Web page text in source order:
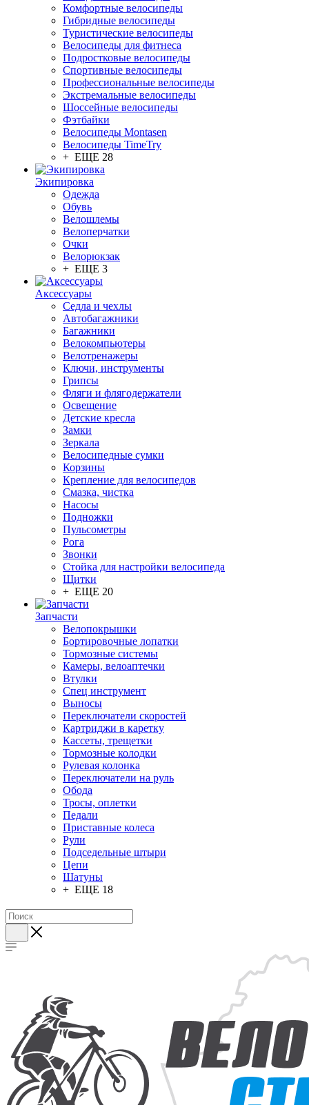
Комфортные велосипеды
Гибридные велосипеды
Туристические велосипеды
Велосипеды для фитнеса
Подростковые велосипеды
Спортивные велосипеды
Профессиональные велосипеды
Экстремальные велосипеды
Шоссейные велосипеды
Фэтбайки
Велосипеды Montasen
Велосипеды TimeTry
+ ЕЩЕ 28
Экипировка
Одежда
Обувь
Велошлемы
Велоперчатки
Очки
Велорюкзак
+ ЕЩЕ 3
Аксессуары
Седла и чехлы
Автобагажники
Багажники
Велокомпьютеры
Велотренажеры
Ключи, инструменты
Грипсы
Фляги и флягодержатели
Освещение
Детские кресла
Замки
Зеркала
Велосипедные сумки
Корзины
Крепление для велосипедов
Смазка, чистка
Насосы
Подножки
Пульсометры
Рога
Звонки
Стойка для настройки велосипеда
Щитки
+ ЕЩЕ 20
Запчасти
Велопокрышки
Бортировочные лопатки
Тормозные системы
Камеры, велоаптечки
Втулки
Спец инструмент
Выносы
Переключатели скоростей
Картриджи в каретку
Кассеты, трещетки
Тормозные колодки
Рулевая колонка
Переключатели на руль
Обода
Тросы, оплетки
Педали
Приставные колеса
Рули
Подседельные штыри
Цепи
Шатуны
+ ЕЩЕ 18